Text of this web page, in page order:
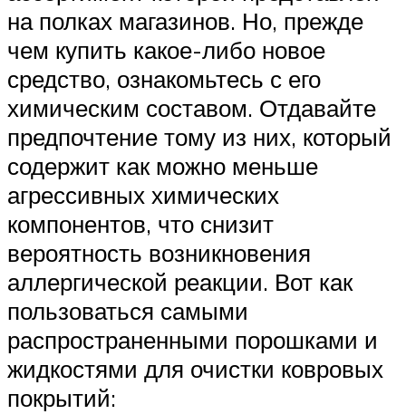
на полках магазинов. Но, прежде
чем купить какое-либо новое
средство, ознакомьтесь с его
химическим составом. Отдавайте
предпочтение тому из них, который
содержит как можно меньше
агрессивных химических
компонентов, что снизит
вероятность возникновения
аллергической реакции. Вот как
пользоваться самыми
распространенными порошками и
жидкостями для очистки ковровых
покрытий: